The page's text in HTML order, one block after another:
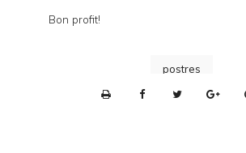
Bon profit!
postres